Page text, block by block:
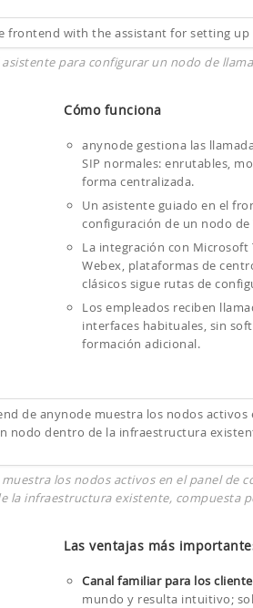
para configurar un nodo de
Cómo funciona
anynode gestiona las
SIP normales: enrutables,
forma centralizada.
Un asistente guiado en el
configuración de un nodo de
La integración con Microsoft
Webex, plataformas de
clásicos sigue rutas de
Los empleados reciben
interfaces habituales, sin
formación adicional.
los nodos activos en el panel de
la infraestructura existente, compuesta
Las ventajas más
Canal familiar para los
mundo y resulta intuitivo;